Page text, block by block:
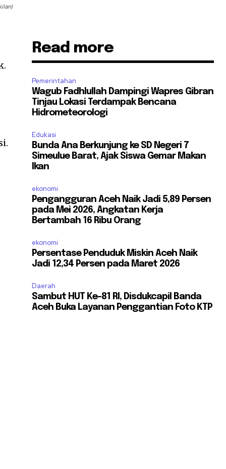
Read more
Pemerintahan
Wagub Fadhlullah Dampingi Wapres Gibran
Tinjau Lokasi Terdampak Bencana
Hidrometeorologi
Edukasi
Bunda Ana Berkunjung ke SD Negeri 7
Simeulue Barat, Ajak Siswa Gemar Makan
Ikan
ekonomi
Pengangguran Aceh Naik Jadi 5,89 Persen
pada Mei 2026, Angkatan Kerja
Bertambah 16 Ribu Orang
ekonomi
Persentase Penduduk Miskin Aceh Naik
Jadi 12,34 Persen pada Maret 2026
Daerah
Sambut HUT Ke-81 RI, Disdukcapil Banda
Aceh Buka Layanan Penggantian Foto KTP